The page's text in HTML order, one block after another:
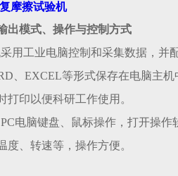
摩擦试验机
出模式、操作与控制方式
用工业电脑控制和采集数据，并
、EXCEL等形式保存在电脑主
打印以便科研工作使用。
PC电脑键盘、鼠标操作，打开操
度、转速等，操作方便。